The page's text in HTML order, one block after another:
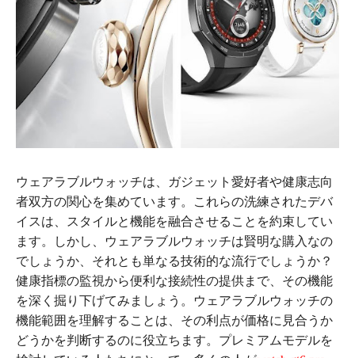
ウェアラブルウォッチは、ガジェット愛好者や健康志向
者双方の関心を集めています。これらの洗練されたデバ
イスは、スタイルと機能を融合させることを約束してい
ます。しかし、ウェアラブルウォッチは賢明な購入なの
でしょうか、それとも単なる技術的な流行でしょうか？
健康指標の監視から便利な接続性の提供まで、その機能
を深く掘り下げてみましょう。ウェアラブルウォッチの
機能範囲を理解することは、その利点が価格に見合うか
どうかを判断するのに役立ちます。プレミアムモデルを